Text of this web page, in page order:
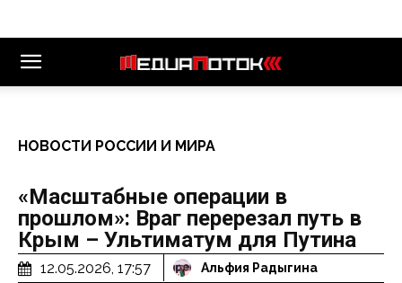
НОВОСТИ РОССИИ И МИРА
«Масштабные операции в
прошлом»: Враг перерезал путь в
Крым – Ультиматум для Путина
12.05.2026, 17:57 Альфия Радыгина